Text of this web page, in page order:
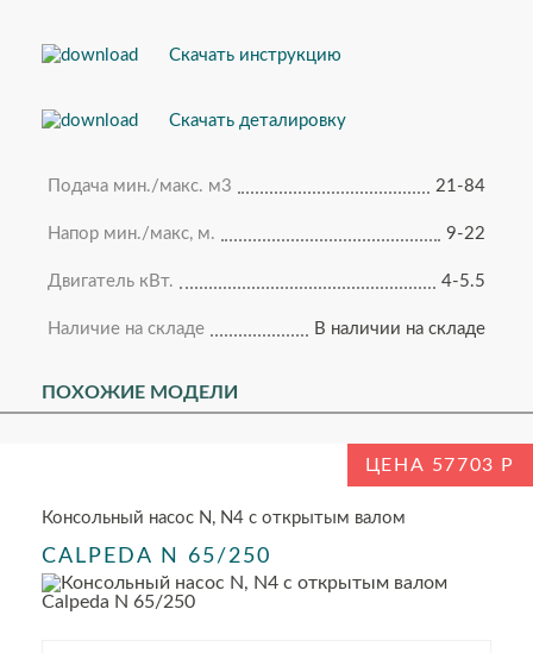
Скачать инструкцию
Скачать деталировку
Подача мин./макс. м3 21-84
Напор мин./макс, м. 9-22
Двигатель кВт. 4-5.5
Наличие на складе В наличии на складе
ПОХОЖИЕ МОДЕЛИ
ЦЕНА 57703
Консольный насос N, N4 с открытым валом
CALPEDA N 65/250